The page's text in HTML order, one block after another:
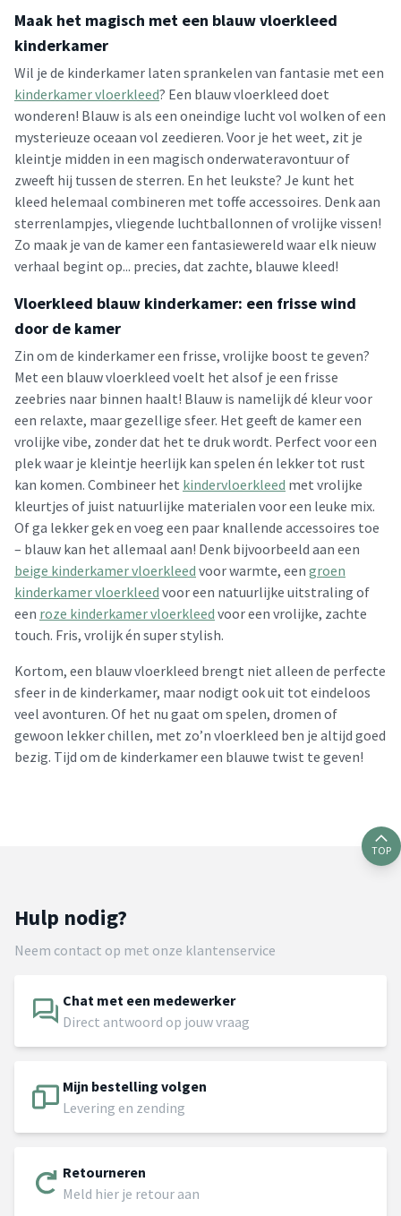
Maak het magisch met een blauw vloerkleed
kinderkamer
Wil je de kinderkamer laten sprankelen van fantasie met een
kinderkamer vloerkleed? Een blauw vloerkleed doet
wonderen! Blauw is als een oneindige lucht vol wolken of een
mysterieuze oceaan vol zeedieren. Voor je het weet, zit je
kleintje midden in een magisch onderwateravontuur of
zweeft hij tussen de sterren. En het leukste? Je kunt het
kleed helemaal combineren met toffe accessoires. Denk aan
sterrenlampjes, vliegende luchtballonnen of vrolijke vissen!
Zo maak je van de kamer een fantasiewereld waar elk nieuw
verhaal begint op... precies, dat zachte, blauwe kleed!
Vloerkleed blauw kinderkamer: een frisse wind
door de kamer
Zin om de kinderkamer een frisse, vrolijke boost te geven?
Met een blauw vloerkleed voelt het alsof je een frisse
zeebries naar binnen haalt! Blauw is namelijk dé kleur voor
een relaxte, maar gezellige sfeer. Het geeft de kamer een
vrolijke vibe, zonder dat het te druk wordt. Perfect voor een
plek waar je kleintje heerlijk kan spelen én lekker tot rust
kan komen. Combineer het kindervloerkleed met vrolijke
kleurtjes of juist natuurlijke materialen voor een leuke mix.
Of ga lekker gek en voeg een paar knallende accessoires toe
– blauw kan het allemaal aan! Denk bijvoorbeeld aan een
beige kinderkamer vloerkleed voor warmte, een groen
kinderkamer vloerkleed voor een natuurlijke uitstraling of
een roze kinderkamer vloerkleed voor een vrolijke, zachte
touch. Fris, vrolijk én super stylish.
Kortom, een blauw vloerkleed brengt niet alleen de perfecte
sfeer in de kinderkamer, maar nodigt ook uit tot eindeloos
veel avonturen. Of het nu gaat om spelen, dromen of
gewoon lekker chillen, met zo’n vloerkleed ben je altijd goed
bezig. Tijd om de kinderkamer een blauwe twist te geven!
TOP
Hulp nodig?
Neem contact op met onze klantenservice
Chat met een medewerker
Direct antwoord op jouw vraag
Mijn bestelling volgen
Levering en zending
Retourneren
Meld hier je retour aan